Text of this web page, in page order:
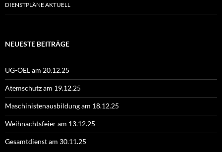
DIENSTPLÄNE AKTUELL
NEUESTE BEITRÄGE
UG-ÖEL am 20.12.25
Atemschutz am 19.12.25
Maschinistenausbildung am 18.12.25
Weihnachtsfeier am 13.12.25
Gesamtdienst am 30.11.25